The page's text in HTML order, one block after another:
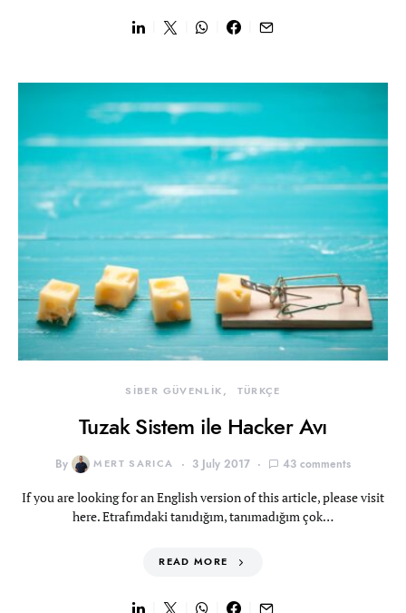
SİBER GÜVENLİK TÜRKÇE
Tuzak Sistem ile Hacker Avı
By MERT SARICA 3 July 2017 43 comments
If you are looking for an English version of this article, please visit
here. Etrafımdaki tanıdığım, tanımadığım çok…
READ MORE